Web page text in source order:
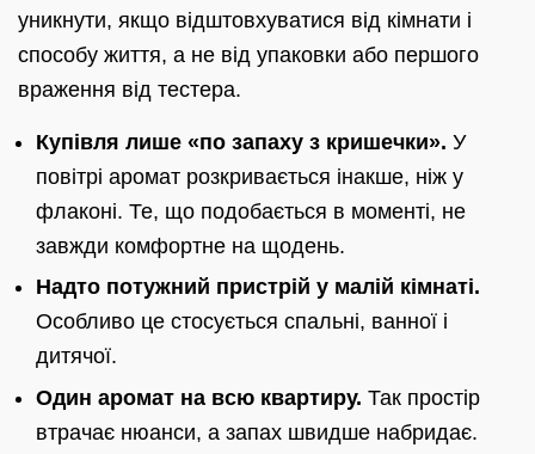
уникнути, якщо відштовхуватися від кімнати і
способу життя, а не від упаковки або першого
враження від тестера.
Купівля лише «по запаху з кришечки». У
повітрі аромат розкривається інакше, ніж у
флаконі. Те, що подобається в моменті, не
завжди комфортне на щодень.
Надто потужний пристрій у малій кімнаті.
Особливо це стосується спальні, ванної і
дитячої.
Один аромат на всю квартиру. Так простір
втрачає нюанси, а запах швидше набридає.